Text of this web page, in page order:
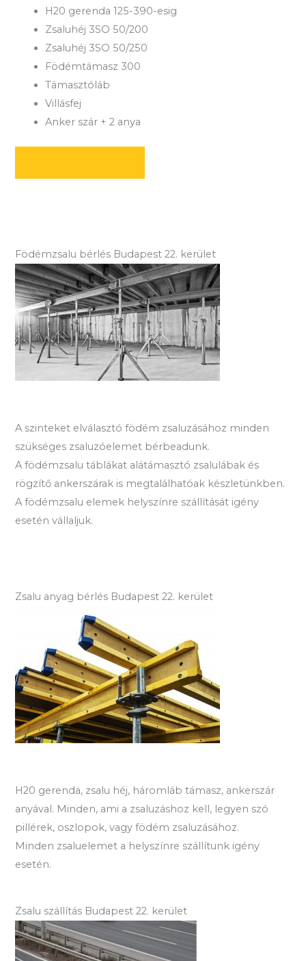
H20 gerenda 125-390-esig
Zsaluhéj 3SO 50/200
Zsaluhéj 3SO 50/250
Födémtámasz 300
Támasztóláb
Villásfej
Anker szár + 2 anya
Födémzsalu bérlés Budapest 22. kerület
A szinteket elválasztó födém zsaluzásához minden
szükséges zsaluzóelemet bérbeadunk.
A födémzsalu táblákat alátámasztó zsalulábak és
rögzítő ankerszárak is megtalálhatóak készletünkben.
A födémzsalu elemek helyszínre szállítását igény
esetén vállaljuk.
Zsalu anyag bérlés Budapest 22. kerület
H20 gerenda, zsalu héj, háromláb támasz, ankerszár
anyával. Minden, ami a zsaluzáshoz kell, legyen szó
pillérek, oszlopok, vagy födém zsaluzásához.
Minden zsaluelemet a helyszínre szállítunk igény
esetén.
Zsalu szállítás Budapest 22. kerület